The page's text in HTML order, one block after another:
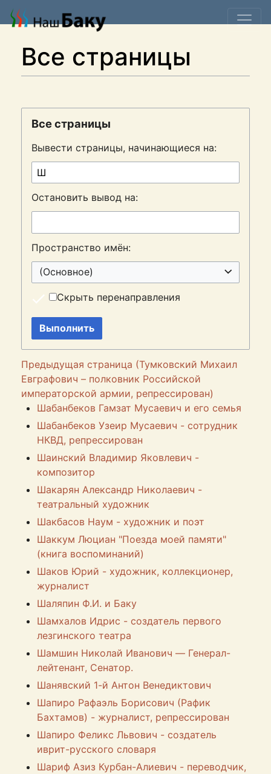
Все страницы
Все страницы
Вывести страницы, начинающиеся на:
Остановить вывод на:
Пространство имён:
(Основное)
Скрыть перенаправления
Выполнить
Предыдущая страница (Тумковский Михаил
Евграфович – полковник Российской
императорской армии, репрессирован)
Шабанбеков Гамзат Мусаевич и его семья
Шабанбеков Узеир Мусаевич - сотрудник
НКВД, репрессирован
Шаинский Владимир Яковлевич -
композитор
Шакарян Александр Николаевич -
театральный художник
Шакбасов Наум - художник и поэт
Шаккум Люциан "Поезда моей памяти"
(книга воспоминаний)
Шаков Юрий - художник, коллекционер,
журналист
Шаляпин Ф.И. и Баку
Шамхалов Идрис - создатель первого
лезгинского театра
Шамшин Николай Иванович — Генерал-
лейтенант, Сенатор.
Шанявский 1-й Антон Венедиктович
Шапиро Рафаэль Борисович (Рафик
Бахтамов) - журналист, репрессирован
Шапиро Феликс Львович - создатель
иврит-русского словаря
Шариф Азиз Курбан-Алиевич - переводчик,